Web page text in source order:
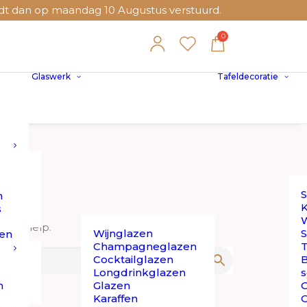
op maandag 10 Augustus verstuurd.
Glaswerk
Wijnglazen
Champagneglazen
Cocktailglazen
Longdrinkglazen
Glazen
Karaffen
Tafeldecoratie
can help.